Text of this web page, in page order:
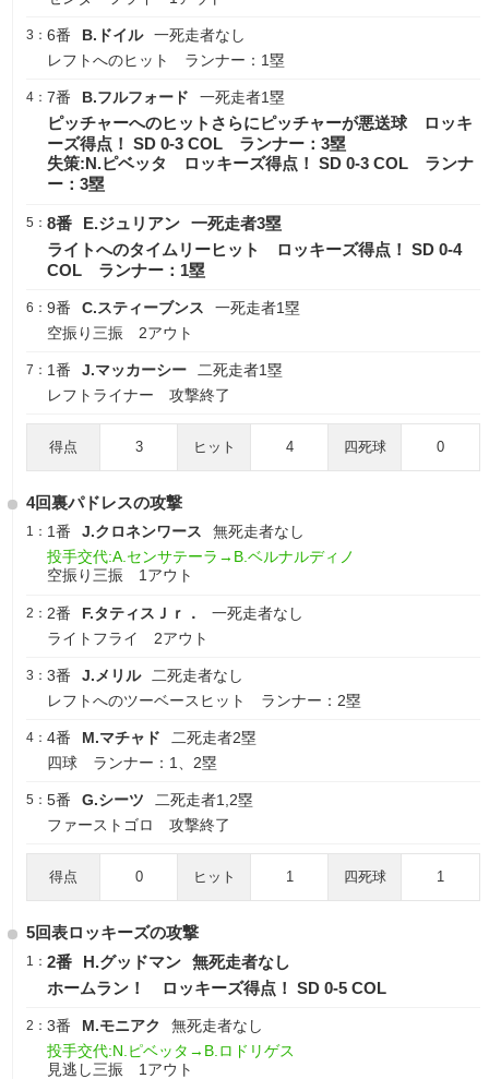
3： 6番 B.ドイル
一死走者なし
レフトへのヒット ランナー：1塁
4： 7番 B.フルフォード 一死走者1塁
ピッチャーへのヒットさらにピッチャーが悪送球 ロッキ
ーズ得点！ SD 0-3 COL ランナー：3塁
失策:N.ピベッタ ロッキーズ得点！ SD 0-3 COL ランナ
ー：3塁
5： 8番 E.ジュリアン 一死走者3塁
ライトへのタイムリーヒット ロッキーズ得点！ SD 0-4
COL ランナー：1塁
6： 9番 C.スティーブンス
一死走者1塁
空振り三振 2アウト
7： 1番 J.マッカーシー
二死走者1塁
レフトライナー 攻撃終了
得点 3 ヒット 4 四死球 0
4回裏パドレスの攻撃
1： 1番 J.クロネンワース
無死走者なし
投手交代:A.センサテーラ→B.ベルナルディノ
空振り三振 1アウト
2： 2番 F.タティスＪｒ．
一死走者なし
ライトフライ 2アウト
3： 3番 J.メリル
二死走者なし
レフトへのツーベースヒット ランナー：2塁
4： 4番 M.マチャド
二死走者2塁
四球 ランナー：1、2塁
5： 5番 G.シーツ
二死走者1,2塁
ファーストゴロ 攻撃終了
得点 0 ヒット 1 四死球 1
5回表ロッキーズの攻撃
1： 2番 H.グッドマン 無死走者なし
ホームラン！ ロッキーズ得点！ SD 0-5 COL
2： 3番 M.モニアク
無死走者なし
投手交代:N.ピベッタ→B.ロドリゲス
見逃し三振 1アウト